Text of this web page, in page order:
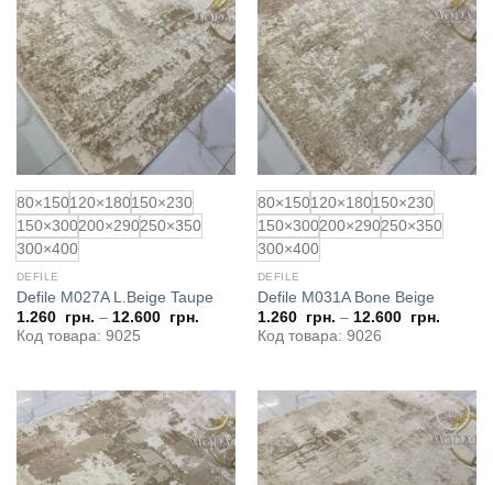
Додати
до
обраного
80×150120×180150×230
150×300200×290250×350
300×400
DEFILE
Defile M027A L.Beige Taupe
1.260 грн. – 12.600 грн.
Код товара: 9025
Додати
до
обраного
80×150120×180150×230
150×300200×290250×350
300×400
DEFILE
Defile M031A Bone Beige
1.260 грн. – 12.600 грн.
Код товара: 9026
Додати
до
обраного
Додати
до
обраного